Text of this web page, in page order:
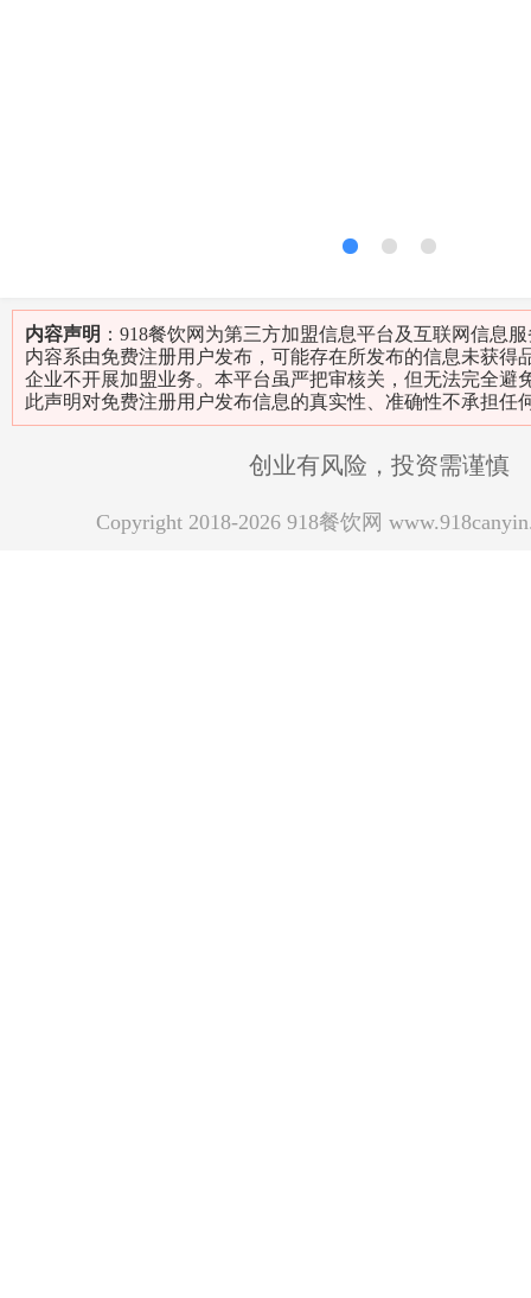
内容声明 ：918餐饮网为第三方加盟信息平台及互联网信息
内容系由免费注册用户发布，可能存在所发布的信息未获得
企业不开展加盟业务。本平台虽严把审核关，但无法完全避
此声明对免费注册用户发布信息的真实性、准确性不承担任
创业有风险，投资需谨慎
Copyright 2018-2026 918餐饮网